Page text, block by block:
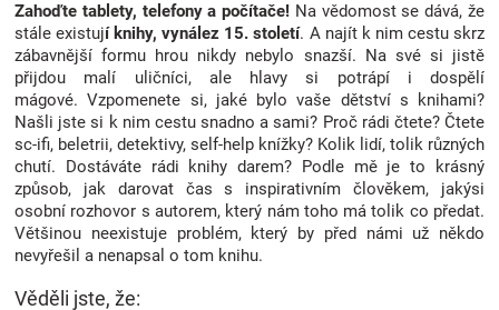
Zahoďte tablety, telefony a počítače! Na vědomost se dává, že
stále existují knihy, vynález 15. století. A najít k nim cestu skrz
zábavnější formu hrou nikdy nebylo snazší. Na své si jistě
přijdou malí uličníci, ale hlavy si potrápí i dospělí
mágové. Vzpomenete si, jaké bylo vaše dětství s knihami?
Našli jste si k nim cestu snadno a sami? Proč rádi čtete? Čtete
sc-ifi, beletrii, detektivy, self-help knížky? Kolik lidí, tolik různých
chutí. Dostáváte rádi knihy darem? Podle mě je to krásný
způsob, jak darovat čas s inspirativním člověkem, jakýsi
osobní rozhovor s autorem, který nám toho má tolik co předat.
Většinou neexistuje problém, který by před námi už někdo
nevyřešil a nenapsal o tom knihu.
Věděli jste, že: